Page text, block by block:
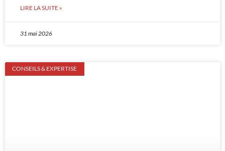
LIRE LA SUITE »
31 mai 2026
CONSEILS & EXPERTISE